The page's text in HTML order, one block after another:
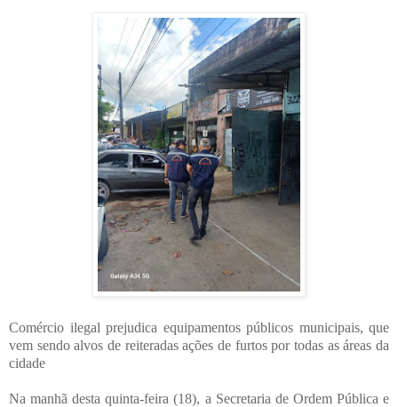
Comércio ilegal prejudica equipamentos públicos municipais, que
vem sendo alvos de reiteradas ações de furtos por todas as áreas da
cidade
Na manhã desta quinta-feira (18), a Secretaria de Ordem Pública e